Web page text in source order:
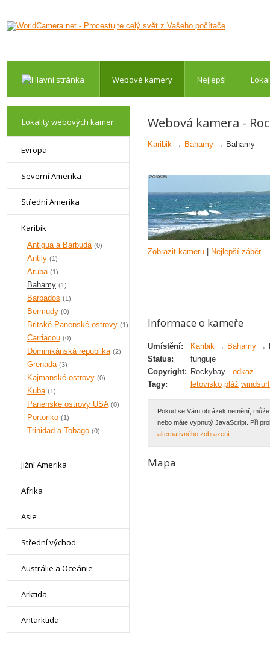
Webové kamery Nejlepší
Lokality webových kamer
Evropa
Severní Amerika
Střední Amerika
Karibik
Antigua a Barbuda (0)
Antily (1)
Aruba (1)
Bahamy (1)
Barbados (1)
Bermudy (0)
Britské Panenské ostrovy (1)
Carriacou (0)
Dominikánská republika (2)
Grenada (3)
Kajmanské ostrovy (0)
Kuba (1)
Panenské ostrovy USA (0)
Portoriko (1)
Trinidad a Tobago (0)
Jižní Amerika
Afrika
Asie
Střední východ
Austrálie a Oceánie
Arktida
Antarktida
Webová kamera -
Karibik → Bahamy → Bahamy
Zobrazit kameru Nejlepší záběr
Informace o kameře
Umístění: Karibik → Bahamy →
Status:
funguje
Copyright: Rockybay - odkaz
Tagy:
letovisko pláž
Pokud se Vám obrázek nemění,
nebo máte vypnutý JavaScript. Při
alternativného zobrazení
Mapa